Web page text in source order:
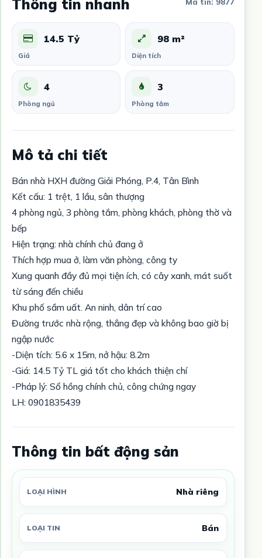
Thông tin nhanh
14.5 Tỷ
Giá
98 m²
Diện tích
4
Phòng ngủ
3
Phòng tắm
Mô tả chi tiết
Bán nhà HXH đường Giải Phóng, P.4, Tân Bình
Kết cấu: 1 trệt, 1 lầu, sân thượng
4 phòng ngủ, 3 phòng tắm, phòng khách, phòng thờ và
bếp
Hiện trạng: nhà chính chủ đang ở
Thích hợp mua ở, làm văn phòng, công ty
Xung quanh đầy đủ mọi tiện ích, có cây xanh, mát suốt
từ sáng đến chiều
Khu phố sầm uất. An ninh, dân trí cao
Đường trước nhà rộng, thẳng đẹp và không bao giờ bị
ngập nước
-Diện tích: 5.6 x 15m, nở hậu: 8.2m
-Giá: 14.5 Tỷ TL giá tốt cho khách thiện chí
-Pháp lý: Sổ hồng chính chủ, công chứng ngay
LH: 0901835439
Thông tin bất động sản
LOẠI HÌNH Nhà riêng
LOẠI TIN Bán